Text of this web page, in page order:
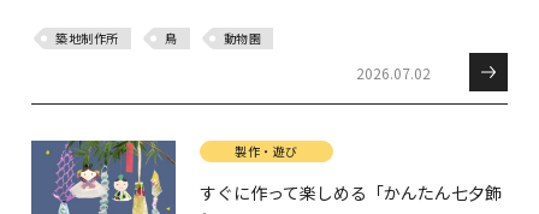
築地制作所 鳥 動物園
2026.07.02
製作・遊び
すぐに作って楽しめる「かんたん七夕飾